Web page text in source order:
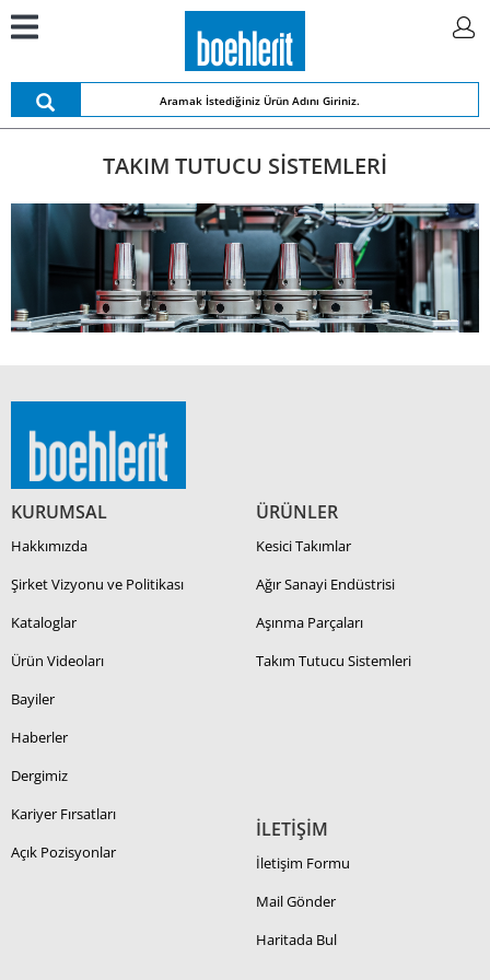
TAKIM TUTUCU SİSTEMLERİ
KURUMSAL
Hakkımızda
Şirket Vizyonu ve Politikası
Kataloglar
Ürün Videoları
Bayiler
Haberler
Dergimiz
Kariyer Fırsatları
Açık Pozisyonlar
ÜRÜNLER
Kesici Takımlar
Ağır Sanayi Endüstrisi
Aşınma Parçaları
Takım Tutucu Sistemleri
İLETİŞİM
İletişim Formu
Mail Gönder
Haritada Bul